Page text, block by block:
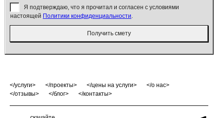
Я подтверждаю, что я прочитал и согласен с условиями
настоящей Политики конфиденциальности.
Получить смету
услуги проекты цены на услуги
о нас
отзывы
блог контакты